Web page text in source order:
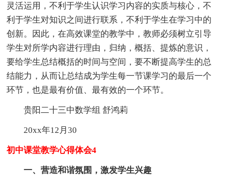
灵活运用，不利于学生认识学习内容的实质与核心，不
利于学生对知识之间进行联系，不利于学生在学习中的
创新。因此，在高效课堂的教学中，教师必须树立引导
学生对所学内容进行理由，归纳，概括、提炼的意识，
要给学生总结概括的时间与空间，要不断提高学生的总
结能力，从而让总结成为学生每一节课学习的最后一个
环节，也是最有价值、最有效的一个环节。
贵阳二十三中数学组 舒鸿莉
20xx年12月30
初中课堂教学心得体会4
一、营造和谐氛围，激发学生兴趣